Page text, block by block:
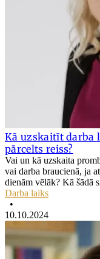
Kā uzskaitīt darba
pārcelts reiss?
Vai un kā uzskaita
vai darba braucienā, ja
dienām vēlāk? Kā šādā
Darba laiks
•
10.10.2024